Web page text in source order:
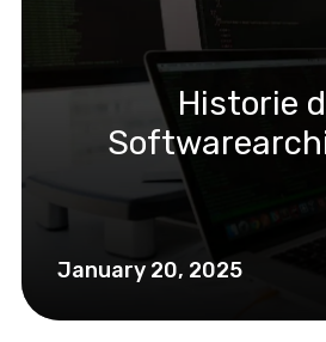
January 20, 2025
Historie